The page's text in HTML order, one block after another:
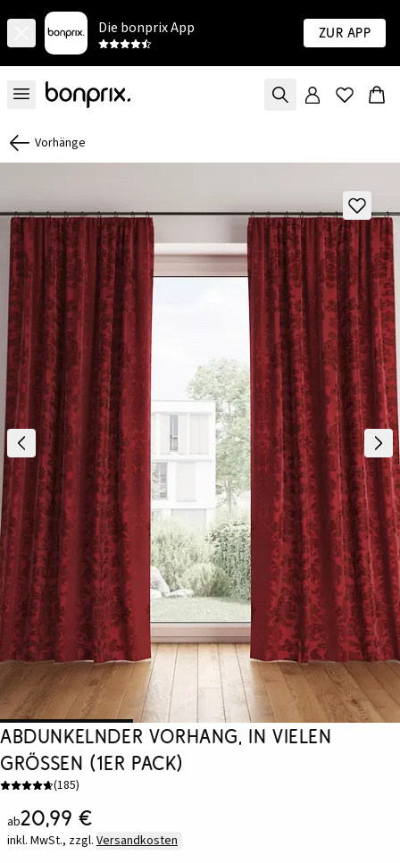
Die bonprix App Zur App
Vorhänge
Abdunkelnder Vorhang, in vielen
Größen (1er Pack)
(185)
ab20,99 €
inkl. MwSt., zzgl. Versandkosten